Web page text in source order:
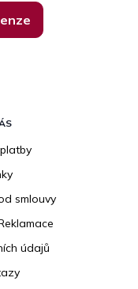
smlouvy
údajů